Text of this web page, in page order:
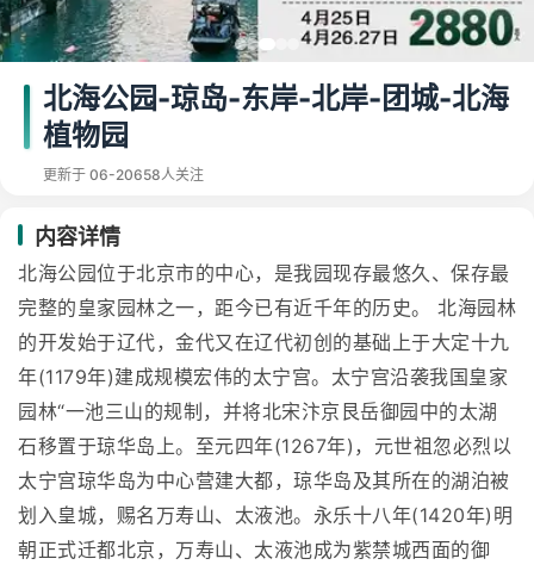
北海公园-琼岛-东岸-北岸-团城-北海
植物园
更新于 06-20658人关注
内容详情
北海公园位于北京市的中心，是我园现存最悠久、保存最
完整的皇家园林之一，距今已有近千年的历史。 北海园林
的开发始于辽代，金代又在辽代初创的基础上于大定十九
年(1179年)建成规模宏伟的太宁宫。太宁宫沿袭我国皇家
园林“一池三山的规制，并将北宋汴京艮岳御园中的太湖
石移置于琼华岛上。至元四年(1267年)，元世祖忽必烈以
太宁宫琼华岛为中心营建大都，琼华岛及其所在的湖泊被
划入皇城，赐名万寿山、太液池。永乐十八年(1420年)明
朝正式迁都北京，万寿山、太液池成为紫禁城西面的御